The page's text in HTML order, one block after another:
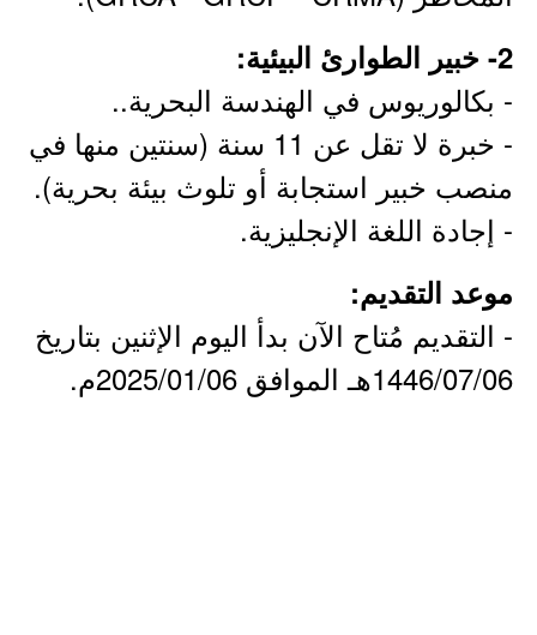
2- خبير الطوارئ البيئية:
- بكالوريوس في الهندسة البحرية..
- خبرة لا تقل عن 11 سنة (سنتين منها في
منصب خبير استجابة أو تلوث بيئة بحرية).
- إجادة اللغة الإنجليزية.
موعد التقديم:
- التقديم مُتاح الآن بدأ اليوم الإثنين بتاريخ
1446/07/06هـ الموافق 2025/01/06م.